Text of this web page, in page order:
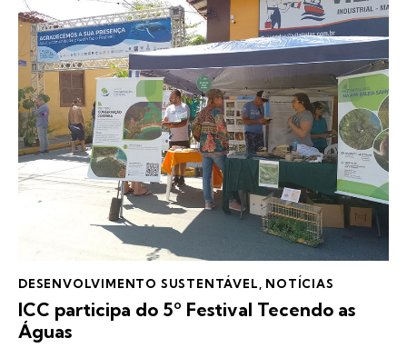
DESENVOLVIMENTO SUSTENTÁVEL NOTÍCIAS
ICC participa do 5º Festival Tecendo as
Águas